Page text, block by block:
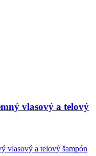
vlasový a telový